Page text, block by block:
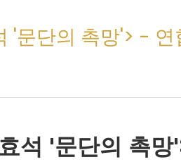
'문단의 촉망'> -
석 '문단의 촉망